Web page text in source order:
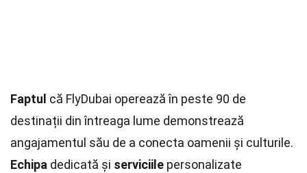
Faptul că FlyDubai operează în peste 90 de
destinații din întreaga lume demonstrează
angajamentul său de a conecta oamenii și culturile.
Echipa dedicată și serviciile personalizate